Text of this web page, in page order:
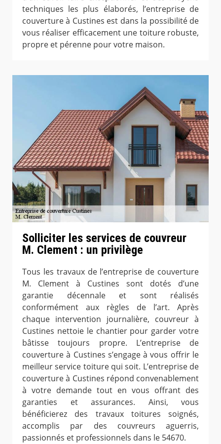
techniques les plus élaborés, l’entreprise de
couverture à Custines est dans la possibilité de
vous réaliser efficacement une toiture robuste,
propre et pérenne pour votre maison.
Solliciter les services de couvreur
M. Clement : un privilège
Tous les travaux de l’entreprise de couverture
M. Clement à Custines sont dotés d’une
garantie décennale et sont réalisés
conformément aux règles de l’art. Après
chaque intervention journalière, couvreur à
Custines nettoie le chantier pour garder votre
bâtisse toujours propre. L’entreprise de
couverture à Custines s’engage à vous offrir le
meilleur service toiture qui soit. L’entreprise de
couverture à Custines répond convenablement
à votre demande tout en vous offrant des
garanties et assurances. Ainsi, vous
bénéficierez des travaux toitures soignés,
accomplis par des couvreurs aguerris,
passionnés et professionnels dans le 54670.